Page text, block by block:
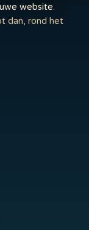
website.
dan, rond het